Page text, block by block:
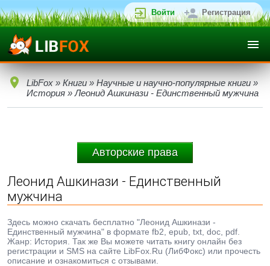
Войти Регистрация
LibFox » Книги » Научные и научно-популярные книги »
История » Леонид Ашкинази - Единственный мужчина
Авторские права
Леонид Ашкинази - Единственный
мужчина
Здесь можно скачать бесплатно "Леонид Ашкинази -
Единственный мужчина" в формате fb2, epub, txt, doc, pdf.
Жанр: История. Так же Вы можете читать книгу онлайн без
регистрации и SMS на сайте LibFox.Ru (ЛибФокс) или прочесть
описание и ознакомиться с отзывами.